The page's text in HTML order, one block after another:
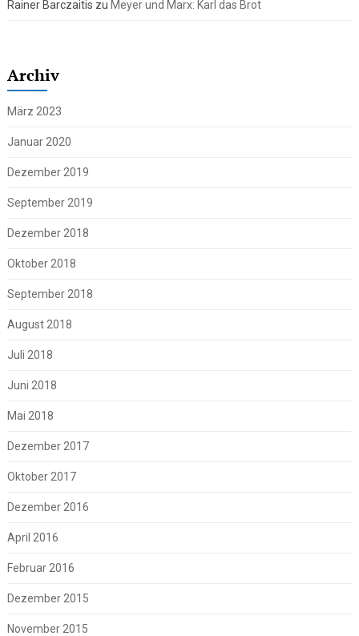
Rainer Barczaitis zu Meyer und Marx: Karl das Brot
Archiv
März 2023
Januar 2020
Dezember 2019
September 2019
Dezember 2018
Oktober 2018
September 2018
August 2018
Juli 2018
Juni 2018
Mai 2018
Dezember 2017
Oktober 2017
Dezember 2016
April 2016
Februar 2016
Dezember 2015
November 2015